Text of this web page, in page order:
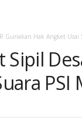
Gunakan Hak Angket Usai
Sipil